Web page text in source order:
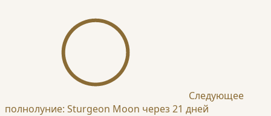
Следующее
полнолуние: Sturgeon Moon через 21 дней